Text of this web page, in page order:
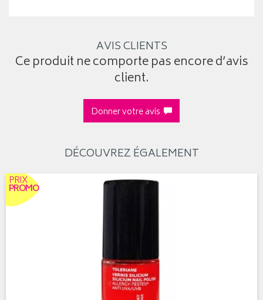
AVIS CLIENTS
Ce produit ne comporte pas encore d’avis
client.
Donner votre avis
DÉCOUVREZ ÉGALEMENT
PRIX
PROMO